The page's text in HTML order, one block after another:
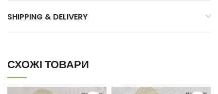
SHIPPING & DELIVERY
СХОЖІ ТОВАРИ